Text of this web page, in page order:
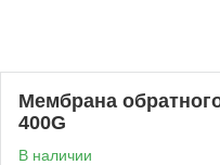
Мембрана
400G
В наличии